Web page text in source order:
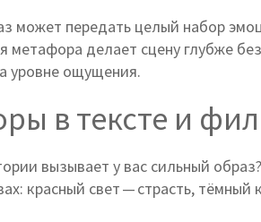
может передать целый набор
метафора делает сцену глубже
уровне ощущения.
в тексте и
вызывает у вас сильный
красный свет — страсть,